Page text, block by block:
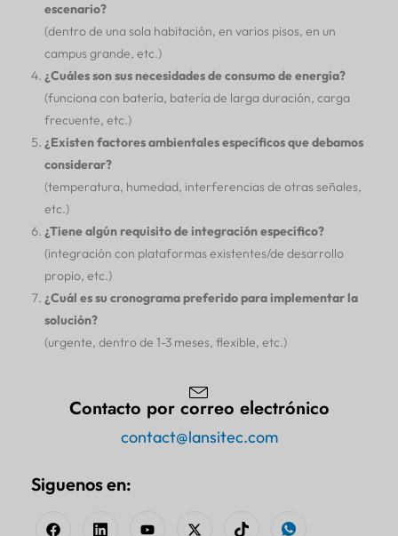
escenario?
(dentro de una sola habitación, en varios pisos, en un
campus grande, etc.)
¿Cuáles son sus necesidades de consumo de energía?
(funciona con batería, batería de larga duración, carga
frecuente, etc.)
¿Existen factores ambientales específicos que debamos
considerar?
(temperatura, humedad, interferencias de otras señales,
etc.)
¿Tiene algún requisito de integración específico?
(integración con plataformas existentes/de desarrollo
propio, etc.)
¿Cuál es su cronograma preferido para implementar la
solución?
(urgente, dentro de 1-3 meses, flexible, etc.)
Contacto por correo electrónico
contact@lansitec.com
Siguenos en: